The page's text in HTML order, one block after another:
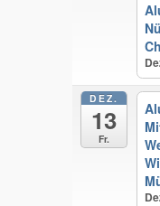
DEZ.
13
Fr.